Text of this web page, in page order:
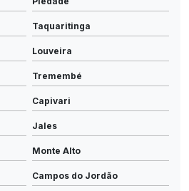
Taquaritinga
Louveira
Tremembé
Capivari
Jales
Monte Alto
Campos do Jordão